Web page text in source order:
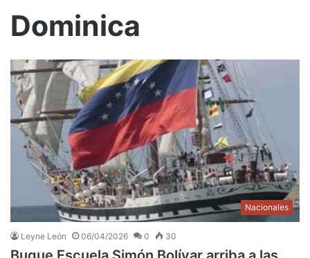
Dominica
Nacionales
Leyne León 06/04/2026 0 30